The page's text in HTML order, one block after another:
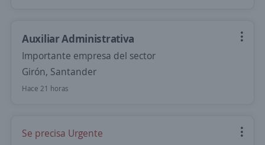
Auxiliar Administrativa
Importante empresa del sector
Girón, Santander
Hace 21 horas
Se precisa Urgente